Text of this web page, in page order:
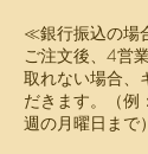
≪銀行振込の場
ご注文後、4営
取れない場合、
だきます。（例
週の月曜日まで）